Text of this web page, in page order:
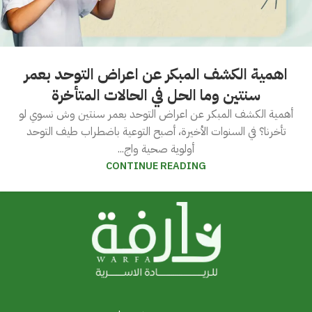
اهمية الكشف المبكر عن اعراض التوحد بعمر
سنتين وما الحل في الحالات المتأخرة
أهمية الكشف المبكر عن اعراض التوحد بعمر سنتين وش نسوي لو
تأخرنا؟ في السنوات الأخيرة، أصبح التوعية باضطراب طيف التوحد
أولوية صحية واج...
CONTINUE READING